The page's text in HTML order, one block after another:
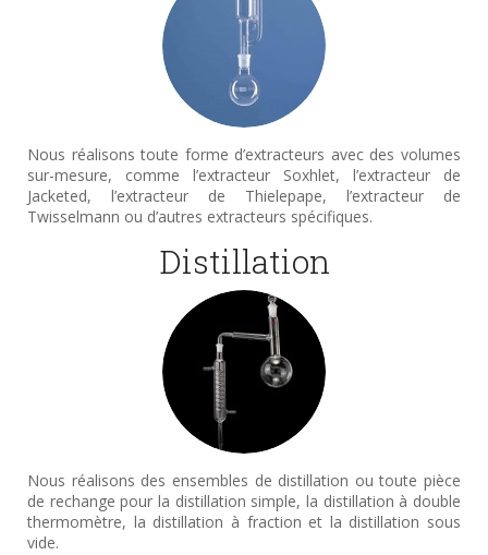
Nous réalisons toute forme d’extracteurs avec des volumes
sur-mesure, comme l’extracteur Soxhlet, l’extracteur de
Jacketed, l’extracteur de Thielepape, l’extracteur de
Twisselmann ou d’autres extracteurs spécifiques.
Distillation
Nous réalisons des ensembles de distillation ou toute pièce
de rechange pour la distillation simple, la distillation à double
thermomètre, la distillation à fraction et la distillation sous
vide.